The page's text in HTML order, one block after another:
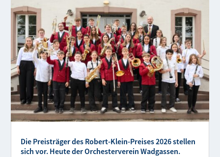
Die Preisträger des Robert-Klein-Preises 2026 stellen
sich vor. Heute der Orchesterverein Wadgassen.